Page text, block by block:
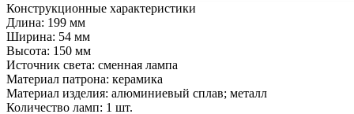
Конструкционные характеристики
Длина: 199 мм
Ширина: 54 мм
Высота: 150 мм
Источник света: сменная лампа
Материал патрона: керамика
Материал изделия: алюминиевый сплав; металл
Количество ламп: 1 шт.